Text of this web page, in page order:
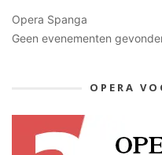
Opera Spanga
Geen evenementen
OPERA